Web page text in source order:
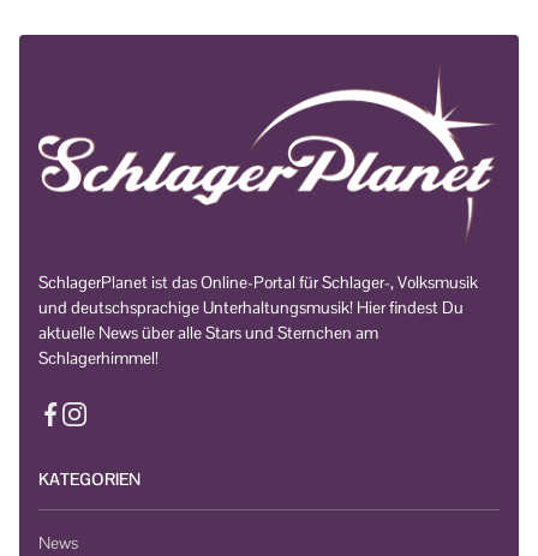
SchlagerPlanet ist das Online-Portal für Schlager-, Volksmusik
und deutschsprachige Unterhaltungsmusik! Hier findest Du
aktuelle News über alle Stars und Sternchen am
Schlagerhimmel!
KATEGORIEN
News